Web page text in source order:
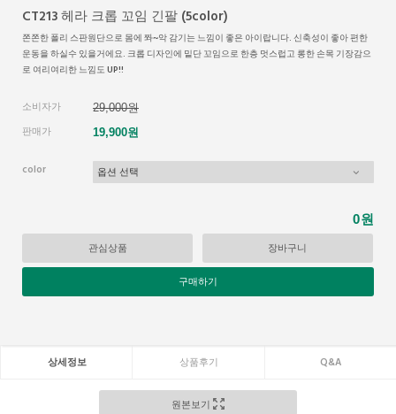
CT213 헤라 크롭 꼬임 긴팔 (5color)
쫀쫀한 폴리 스판원단으로 몸에 쫘~악 감기는 느낌이 좋은 아이랍니다. 신축성이 좋아 편한
운동을 하실수 있을거에요. 크롭 디자인에 밑단 꼬임으로 한층 멋스럽고 롱한 손목 기장감으
로 여리여리한 느낌도 UP!!
소비자가
29,000원
판매가
19,900원
color
0원
관심상품 장바구니
구매하기
상세정보 상품후기 Q&A
원본보기